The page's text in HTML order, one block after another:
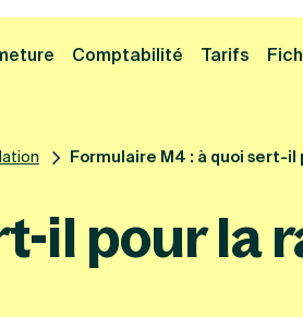
reprendre votre démarche Fermer
Comptabilité Tarifs
Formulaire M4 : à quoi sert-il
il pour la